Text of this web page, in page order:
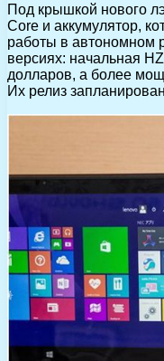
Под крышкой нового
Core и аккумулятор,
работы в автономном
версиях: начальная
долларов, а более
Их релиз